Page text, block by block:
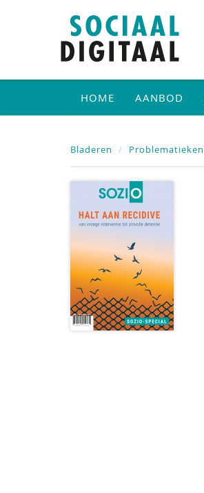
HOME AANBOD
Bladeren Problematieken